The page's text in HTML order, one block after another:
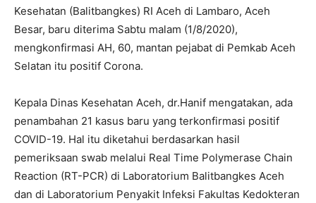
Kesehatan (Balitbangkes) RI Aceh di Lambaro, Aceh
Besar, baru diterima Sabtu malam (1/8/2020),
mengkonfirmasi AH, 60, mantan pejabat di Pemkab Aceh
Selatan itu positif Corona.
Kepala Dinas Kesehatan Aceh, dr.Hanif mengatakan, ada
penambahan 21 kasus baru yang terkonfirmasi positif
COVID-19. Hal itu diketahui berdasarkan hasil
pemeriksaan swab melalui Real Time Polymerase Chain
Reaction (RT-PCR) di Laboratorium Balitbangkes Aceh
dan di Laboratorium Penyakit Infeksi Fakultas Kedokteran